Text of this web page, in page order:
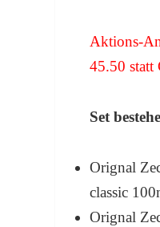
Aktions-
45.50 statt
Set
Orignal
classic
Orignal